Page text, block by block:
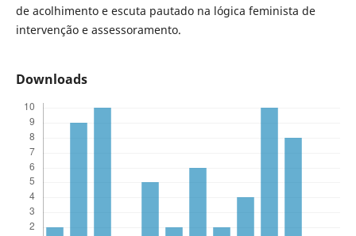
de acolhimento e escuta pautado na lógica feminista de
intervenção e assessoramento.
Downloads